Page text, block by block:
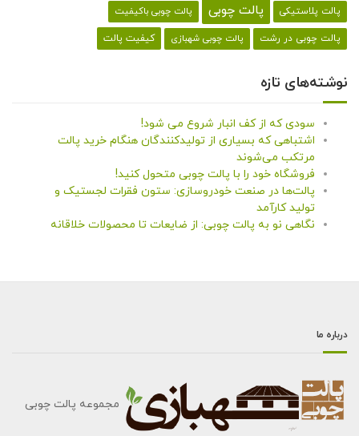
پالت پلاستیکی پالت چوبی پالت چوبی باکیفیت
پالت چوبی در رشت پالت چوبی شهبازی کیفیت پالت
نوشته‌های تازه
سودی که از کف انبار شروع می شود!
اشتباهی که بسیاری از تولیدکنندگان هنگام خرید پالت
مرتکب می‌شوند
فروشگاه خود را با پالت چوبی متحول کنید!
پالت‌ها در صنعت خودروسازی: ستون فقرات لجستیک و
تولید کارآمد
نگاهی نو به پالت چوبی: از ضایعات تا محصولات خلاقانه
درباره ما
مجموعه پالت چوبی